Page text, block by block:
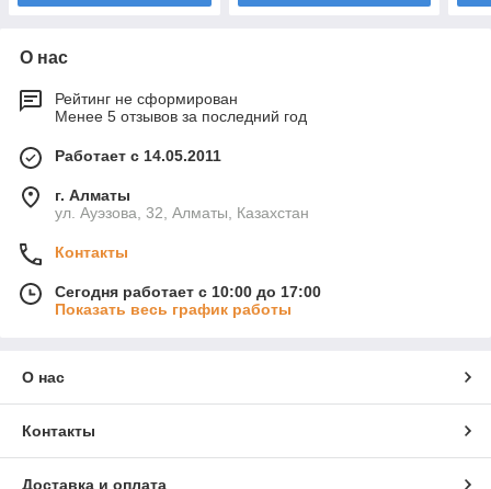
О нас
Рейтинг не сформирован
Менее 5 отзывов за последний год
Работает с 14.05.2011
г. Алматы
ул. Ауэзова, 32, Алматы, Казахстан
Контакты
Сегодня работает с 10:00 до 17:00
Показать весь график работы
О нас
Контакты
Доставка и оплата